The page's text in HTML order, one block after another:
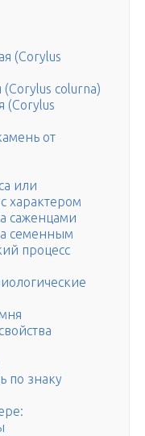
(Corylus
colurna)
(Corylus
от
или
характером
саженцами
семенным
процесс
по знаку